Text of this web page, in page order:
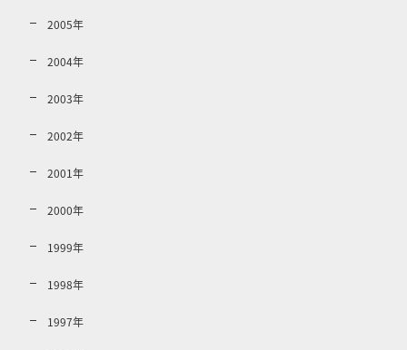
2005年
2004年
2003年
2002年
2001年
2000年
1999年
1998年
1997年